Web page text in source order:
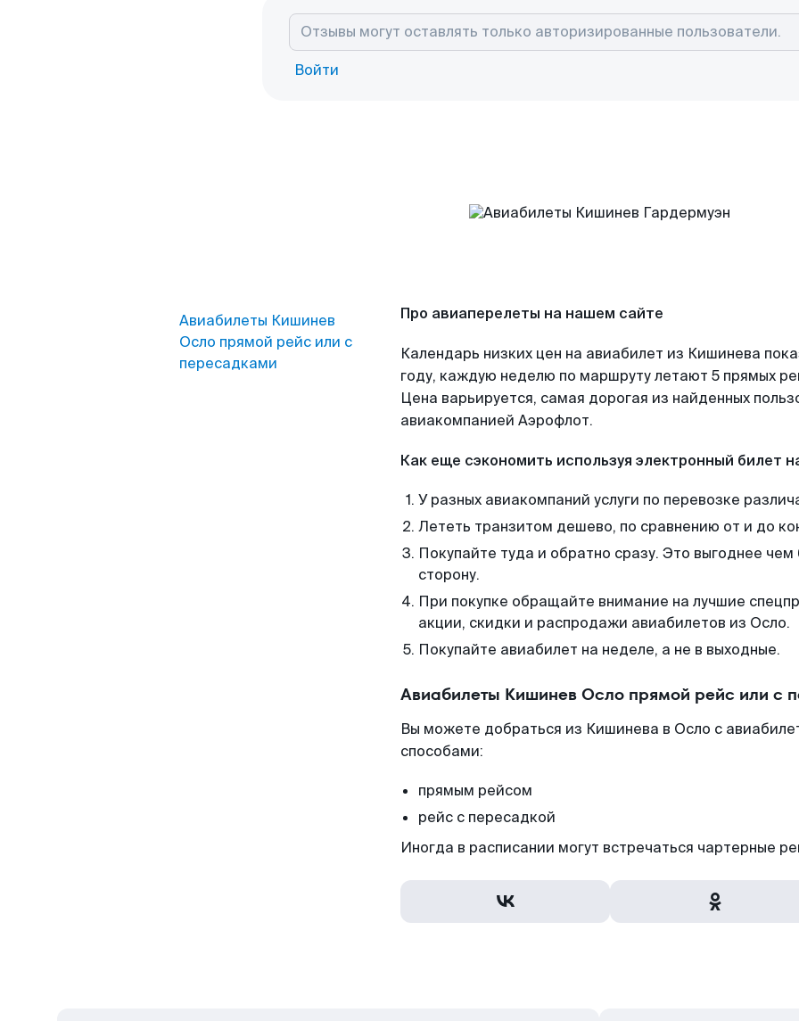
Войти
Авиабилеты Кишинев
Осло прямой рейс или с
пересадками
Про авиаперелеты на нашем сайте
Календарь низких цен на авиабилет из Кишинева
году, каждую неделю по маршруту летают 5 прямых
Цена варьируется, самая дорогая из найденных
авиакомпанией Аэрофлот.
Как еще сэкономить используя электронный билет
У разных авиакомпаний услуги по перевозке
Лететь транзитом дешево, по сравнению от и до
Покупайте туда и обратно сразу. Это выгоднее
сторону.
При покупке обращайте внимание на лучшие
акции, скидки и распродажи авиабилетов из Осло.
Покупайте авиабилет на неделе, а не в выходные.
Авиабилеты Кишинев Осло прямой рейс или с
Вы можете добраться из Кишинева в Осло с
способами:
прямым рейсом
рейс с пересадкой
Иногда в расписании могут встречаться чартерные